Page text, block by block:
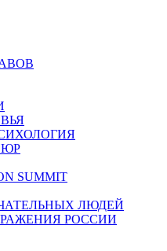
SUMMIT
ЛЮДЕЙ
РОССИИ